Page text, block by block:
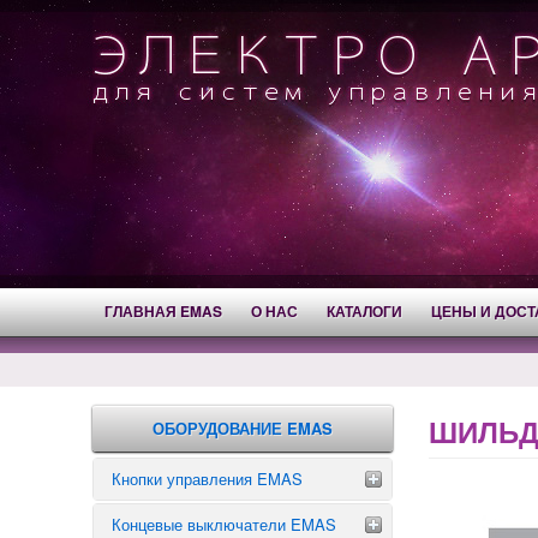
ГЛАВНАЯ EMAS О НАС КАТАЛОГИ ЦЕНЫ И
ОБОРУДОВАНИЕ EMAS
Кнопки управления EMAS
Аварийные кнопки
Концевые выключатели EMAS